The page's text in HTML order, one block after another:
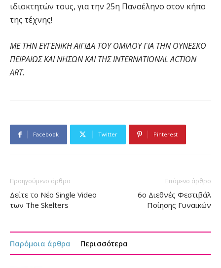
ιδιοκτητών τους, για την 25η Πανσέληνο στον κήπο
της τέχνης!
ΜΕ ΤΗΝ ΕΥΓΕΝΙΚΗ ΑΙΓΙΔΑ ΤΟΥ ΟΜΙΛΟΥ ΓΙΑ ΤΗΝ ΟΥΝΕΣΚΟ
ΠΕΙΡΑΙΩΣ ΚΑΙ ΝΗΣΩΝ ΚΑΙ ΤΗΣ INTERNATIONAL ACTION
ART.
Facebook Twitter Pinterest
Προηγούμενο άρθρο
Δείτε το Νέο Single Video
των The Skelters
Επόμενο άρθρο
6ο Διεθνές Φεστιβάλ
Ποίησης Γυναικών
Παρόμοια άρθρα Περισσότερα